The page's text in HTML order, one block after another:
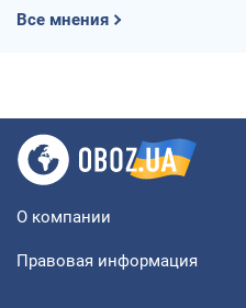
Все мнения
О компании
Правовая информация